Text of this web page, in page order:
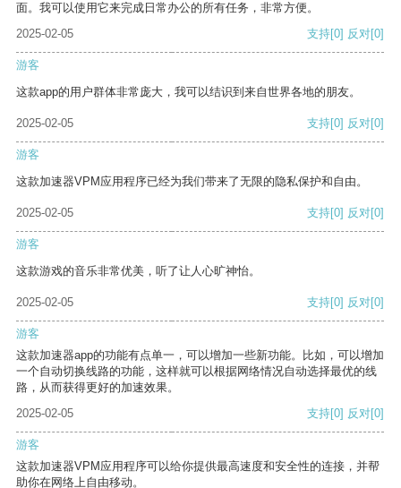
面。我可以使用它来完成日常办公的所有任务，非常方便。
2025-02-05
支持[0] 反对[0]
游客
这款app的用户群体非常庞大，我可以结识到来自世界各地的朋友。
2025-02-05 支持[0] 反对[0]
游客
这款加速器VPM应用程序已经为我们带来了无限的隐私保护和自由。
2025-02-05 支持[0] 反对[0]
游客
这款游戏的音乐非常优美，听了让人心旷神怡。
2025-02-05 支持[0] 反对[0]
游客
这款加速器app的功能有点单一，可以增加一些新功能。比如，可以增加
一个自动切换线路的功能，这样就可以根据网络情况自动选择最优的线
路，从而获得更好的加速效果。
2025-02-05
支持[0] 反对[0]
游客
这款加速器VPM应用程序可以给你提供最高速度和安全性的连接，并帮
助你在网络上自由移动。